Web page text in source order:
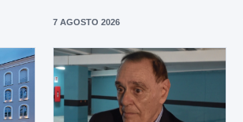
7 AGOSTO 2026